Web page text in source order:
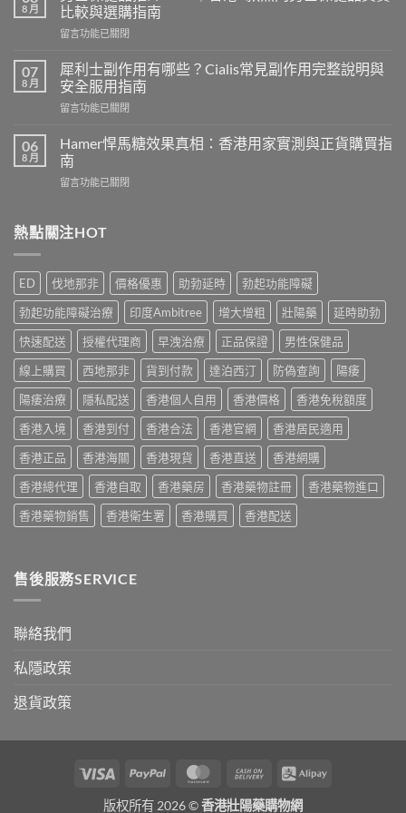
液
香
港
度
買？
2026
年
用
延
噴
購
與
正
貨
渠
道〉
中
8 月
比較與選購指南
在
士
保
健
品
介
2026
｜
香
款
男
士
保
健
品
真
實
比
較
與
選
購
指
南〉
中
留言功能已關閉
07
8 月
犀利士副作用有哪些？Cialis常見副作用完整說明與
安全服用指南
在
利
士
副
作
哪
常
見
副
作
用
完
整
說
明
與
安
全
服
用
指
南〉
中
留言功能已關閉
06
8 月
Hamer悍馬糖效果真相：香港用家實測與正貨購買指
南
在
馬
糖
果
真
相：
香
港
用
家
實
測
與
正
貨
購
買
指
南〉
中
留言功能已關閉
熱點關注HOT
ED 伐地那非 價格優惠 助勃延時
勃起功能障礙
勃起功能障礙治療
印度Ambitree 增大增粗 壯陽藥
延時助勃
快速配送
授權代理商 早洩治療 正品保證
男性保健品
線上購買
西地那非 貨到付款 達泊西汀 防偽查詢
陽痿
陽痿治療
隱私配送 香港個人自用 香港價格
香港免稅額度
香港入境
香港到付 香港合法 香港官網
香港居民適用
香港正品
香港海關 香港現貨 香港直送
香港網購
香港總代理
香港自取 香港藥房 香港藥物註冊
香港藥物進口
香港藥物銷售
香港衛生署 香港購買 香港配送
售後服務SERVICE
聯絡我們
私隱政策
退貨政策
Visa PayPal MasterCardCash
Alipay
版权所有 2026 ©香港壯陽藥購物網